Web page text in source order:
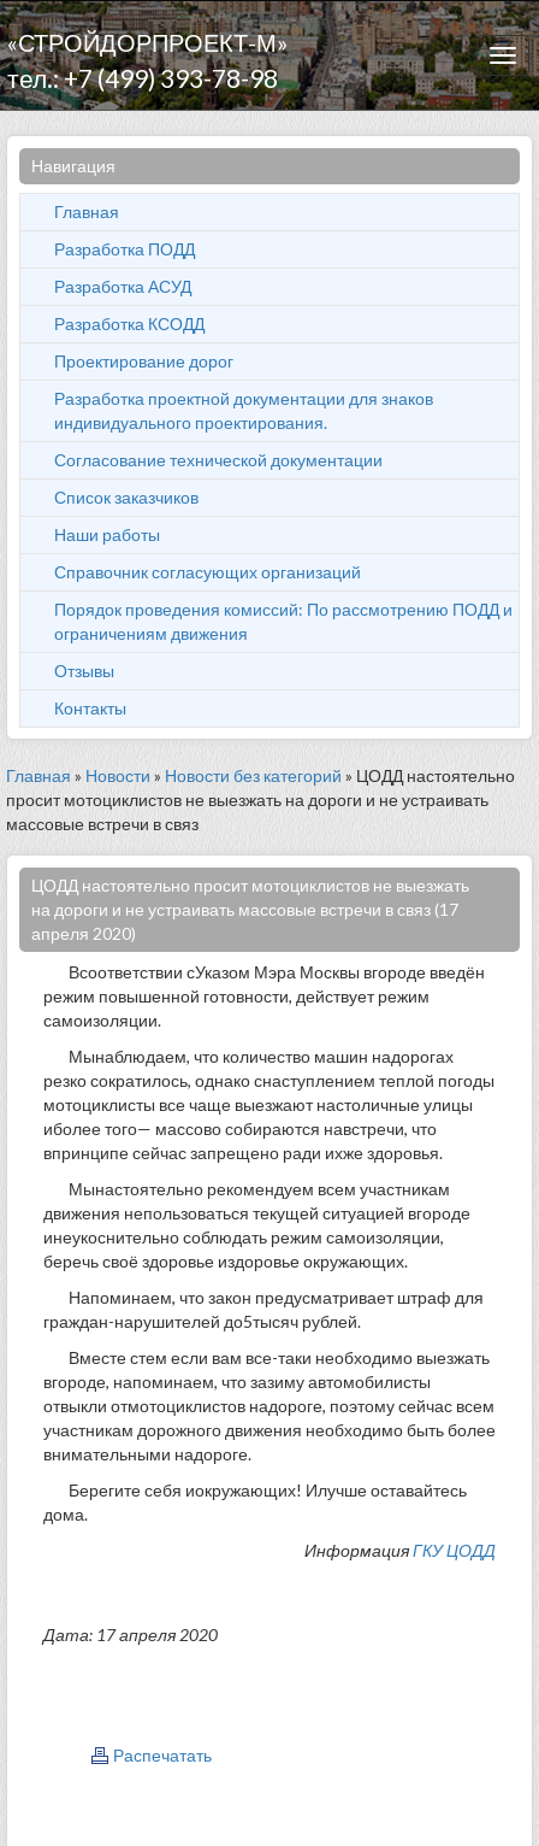
«СТРОЙДОРПРОЕКТ-М»
тел.: +7 (499) 393-78-98
Навигация
Главная
Разработка ПОДД
Разработка АСУД
Разработка КСОДД
Проектирование дорог
Разработка проектной документации для знаков
индивидуального проектирования.
Согласование технической документации
Список заказчиков
Наши работы
Справочник согласующих организаций
Порядок проведения комиссий: По рассмотрению ПОДД и
ограничениям движения
Отзывы
Контакты
Главная » Новости » Новости без категорий » ЦОДД настоятельно
просит мотоциклистов не выезжать на дороги и не устраивать
массовые встречи в связ
ЦОДД настоятельно просит мотоциклистов не выезжать
на дороги и не устраивать массовые встречи в связ (17
апреля 2020)
Всоответствии сУказом Мэра Москвы вгороде введён
режим повышенной готовности, действует режим
самоизоляции.
Мынаблюдаем, что количество машин надорогах
резко сократилось, однако снаступлением теплой погоды
мотоциклисты все чаще выезжают настоличные улицы
иболее того— массово собираются навстречи, что
впринципе сейчас запрещено ради ихже здоровья.
Мынастоятельно рекомендуем всем участникам
движения непользоваться текущей ситуацией вгороде
инеукоснительно соблюдать режим самоизоляции,
беречь своё здоровье издоровье окружающих.
Напоминаем, что закон предусматривает штраф для
граждан-нарушителей до5тысяч рублей.
Вместе стем если вам все-таки необходимо выезжать
вгороде, напоминаем, что зазиму автомобилисты
отвыкли отмотоциклистов надороге, поэтому сейчас всем
участникам дорожного движения необходимо быть более
внимательными надороге.
Берегите себя иокружающих! Илучше оставайтесь
дома.
ИнформацияГКУ ЦОДД
Дата: 17 апреля 2020
Распечатать